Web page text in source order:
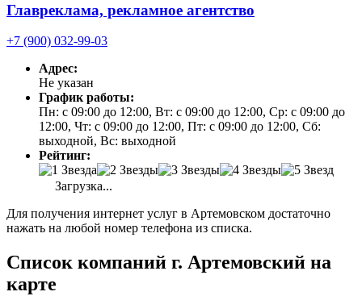
Главреклама, рекламное агентство
+7 (900) 032-99-03
Адрес:
Не указан
График работы:
Пн: с 09:00 до 12:00, Вт: с 09:00 до 12:00, Ср: с 09:00 до
12:00, Чт: с 09:00 до 12:00, Пт: с 09:00 до 12:00, Сб:
выходной, Вс: выходной
Рейтинг:
Загрузка...
Для получения интернет услуг в Артемовском достаточно
нажать на любой номер телефона из списка.
Список компаний г. Артемовский на
карте